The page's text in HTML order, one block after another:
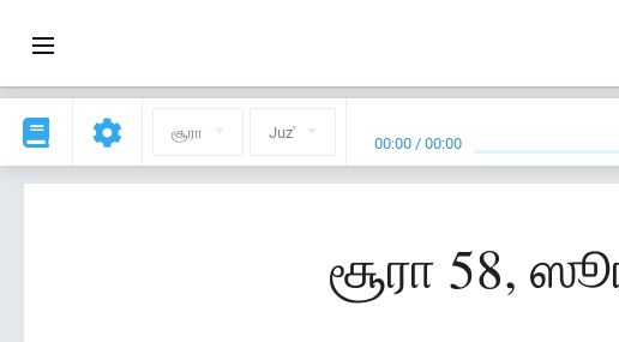
சூரா Juz' 00:00 /00:00
சூரா 58,